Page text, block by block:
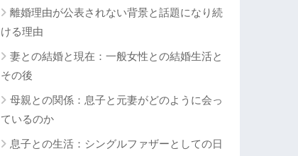
離婚理由が公表されない背景と話題になり続
ける理由
妻との結婚と現在：一般女性との結婚生活と
その後
母親との関係：息子と元妻がどのように会っ
ているのか
息子との生活：シングルファザーとしての日